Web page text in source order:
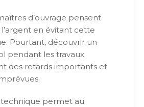
d’ouvrage pensent
en évitant cette
Pourtant, découvrir un
pendant les travaux
des retards importants et
permet au